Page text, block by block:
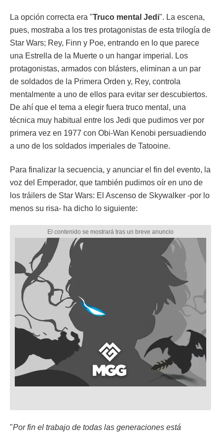
La opción correcta era "Truco mental Jedi". La escena,
pues, mostraba a los tres protagonistas de esta trilogía de
Star Wars; Rey, Finn y Poe, entrando en lo que parece
una Estrella de la Muerte o un hangar imperial. Los
protagonistas, armados con blásters, eliminan a un par
de soldados de la Primera Orden y, Rey, controla
mentalmente a uno de ellos para evitar ser descubiertos.
De ahí que el tema a elegir fuera truco mental, una
técnica muy habitual entre los Jedi que pudimos ver por
primera vez en 1977 con Obi-Wan Kenobi persuadiendo
a uno de los soldados imperiales de Tatooine.
Para finalizar la secuencia, y anunciar el fin del evento, la
voz del Emperador, que también pudimos oír en uno de
los tráilers de Star Wars: El Ascenso de Skywalker -por lo
menos su risa- ha dicho lo siguiente:
"Por fin el trabajo de todas las generaciones está